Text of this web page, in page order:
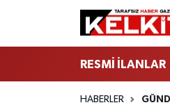
RESMİ İLANLAR
HABERLER